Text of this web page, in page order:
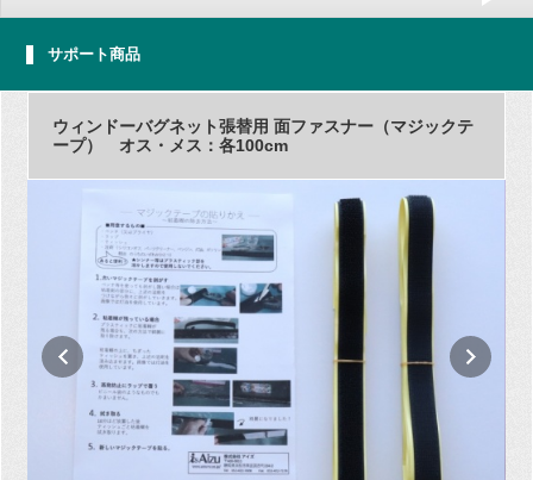
サポート商品
ウィンドーバグネット張替用 面ファスナー（マジックテ
ープ） オス・メス：各100cm